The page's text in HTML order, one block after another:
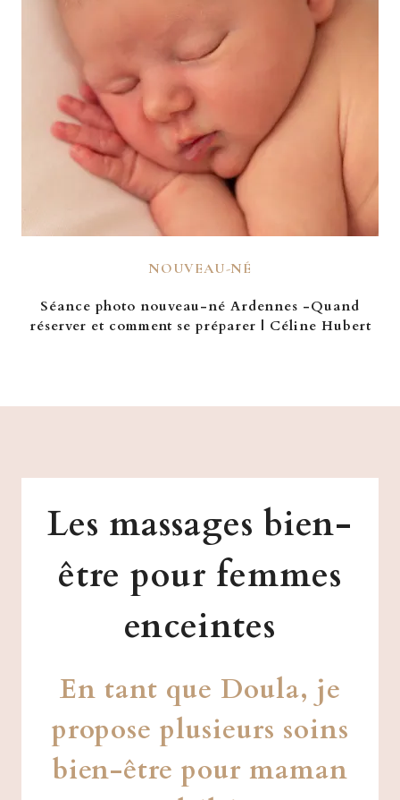
NOUVEAU-NÉ
Séance photo nouveau-né Ardennes -Quand
réserver et comment se préparer | Céline Hubert
Les massages bien-
être pour femmes
enceintes
En tant que Doula, je
propose plusieurs soins
bien-être pour maman